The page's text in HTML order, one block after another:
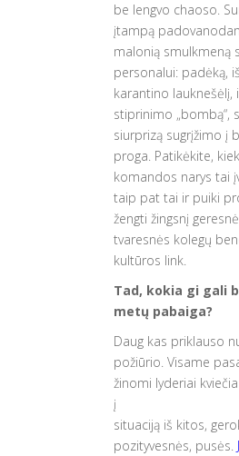
be lengvo chaoso.
įtampą
malonią smulkmeną
personalui: padėką,
karantino lauknešėlį,
stiprinimo „bombą“,
siurprizą sugrįžimo į
proga. Patikėkite,
komandos narys tai
taip pat tai ir puiki
žengti žingsnį
tvaresnės kolegų
kultūros link.
Tad, kokia gi gali
metų pabaiga?
Daug kas priklauso
požiūrio. Visame
žinomi lyderiai
į
situaciją iš kitos,
pozityvesnės, pusės.